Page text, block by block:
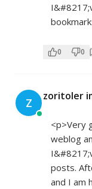
0 0
Z zoritoler
<p>Very
weblog
posts.
and I am